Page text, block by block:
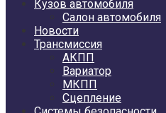
Кузов автомобиля
Салон автомобиля
Новости
Трансмиссия
АКПП
Вариатор
МКПП
Сцепление